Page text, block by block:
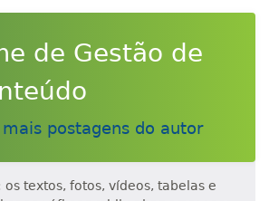
de Gestão de
mais postagens do autor
os textos, fotos, vídeos, tabelas e